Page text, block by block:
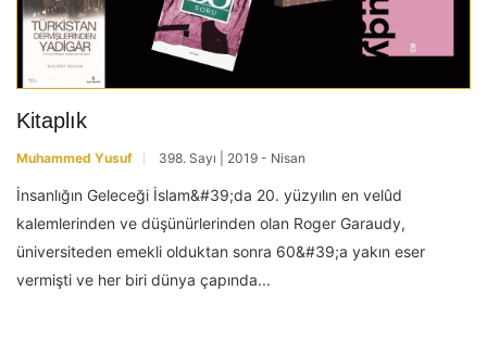
Kitaplık
Muhammed Yusuf 398. Sayı | 2019 - Nisan
İnsanlığın Geleceği İslam&#39;da 20. yüzyılın en velûd
kalemlerinden ve düşünürlerinden olan Roger Garaudy,
üniversiteden emekli olduktan sonra 60&#39;a yakın eser
vermişti ve her biri dünya çapında...